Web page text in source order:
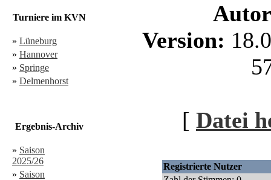
Turniere im KVN
» Lüneburg
» Hannover
» Springe
» Delmenhorst
Ergebnis-Archiv
» Saison
2025/26
» Saison
Version:
[ Datei
Registrierte Nutzer